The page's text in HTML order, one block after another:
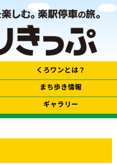
くろワンとは？
まち歩き情報
ギャラリー